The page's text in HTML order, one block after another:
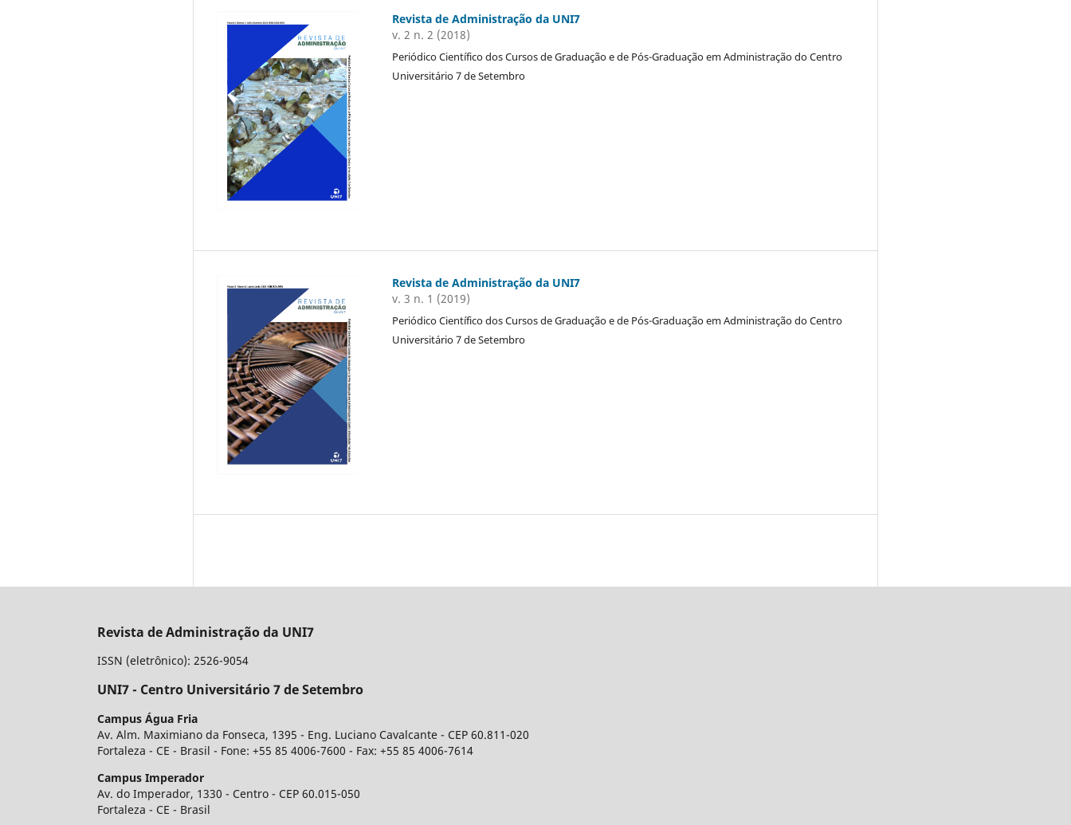
Revista de Administração da UNI7
v. 2 n. 2 (2018)
Periódico Científico dos Cursos de Graduação e de Pós-Graduação em Administração do Centro
Universitário 7 de Setembro
Revista de Administração da UNI7
v. 3 n. 1 (2019)
Periódico Científico dos Cursos de Graduação e de Pós-Graduação em Administração do Centro
Universitário 7 de Setembro
Revista de Administração da UNI7
ISSN (eletrônico): 2526-9054
UNI7 - Centro Universitário 7 de Setembro
Campus Água Fria
Av. Alm. Maximiano da Fonseca, 1395 - Eng. Luciano Cavalcante - CEP 60.811-020
Fortaleza - CE - Brasil - Fone: +55 85 4006-7600 - Fax: +55 85 4006-7614
Campus Imperador
Av. do Imperador, 1330 - Centro - CEP 60.015-050
Fortaleza - CE - Brasil